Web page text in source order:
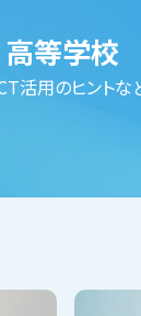
高等学校
活用のヒントな